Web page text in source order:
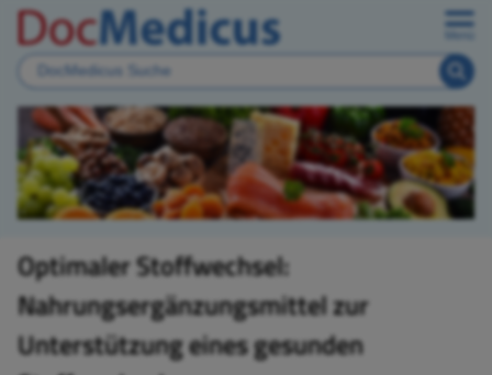
Optimaler Stoffwechsel:
Nahrungsergänzungsmittel zur
Unterstützung eines gesunden